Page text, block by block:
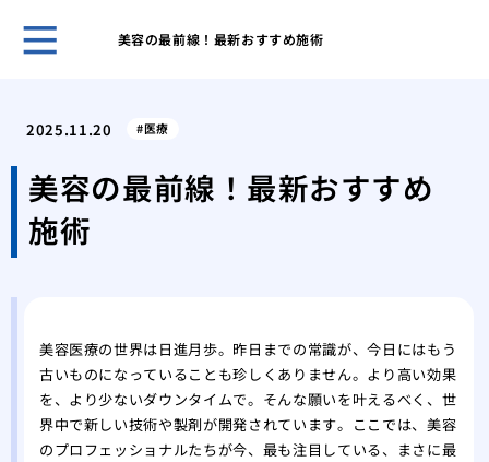
美容の最前線！最新おすすめ施術
の
肌
容
脱
のこ
2025.11.20 医療
美容の最前線！最新おすすめ
施術
美容医療の世界は日進月歩。昨日までの常識が、今日にはもう
古いものになっていることも珍しくありません。より高い効果
を、より少ないダウンタイムで。そんな願いを叶えるべく、世
界中で新しい技術や製剤が開発されています。ここでは、美容
のプロフェッショナルたちが今、最も注目している、まさに最